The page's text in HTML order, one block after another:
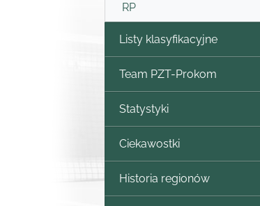
RP
Listy klasyfikacyjne
Team PZT-Prokom
Statystyki
Ciekawostki
Historia regionów